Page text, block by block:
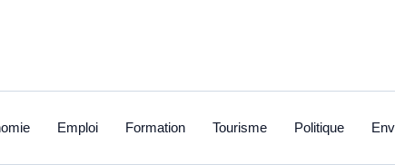
Emploi Formation Tourisme Politique